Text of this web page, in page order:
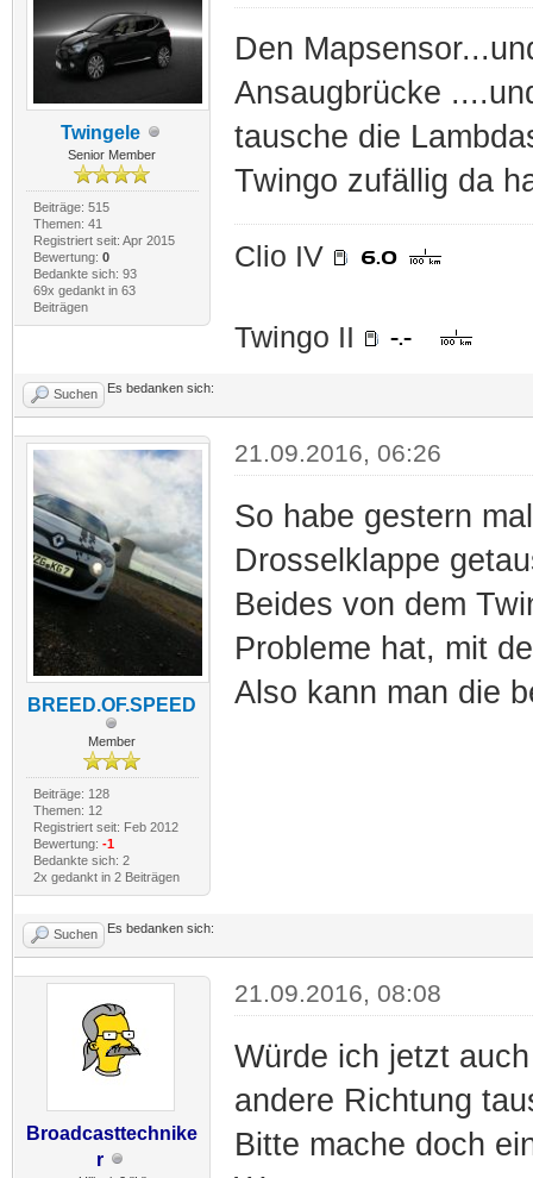
Twingele
Senior Member
Beiträge: 515
Themen: 41
Registriert seit: Apr 2015
Bewertung: 0
Bedankte sich: 93
69x gedankt in 63
Beiträgen
Den
Ansaugbrücke
tausche die
Twingo zufällig da
Clio IV
Twingo II
Suchen Es bedanken sich:
BREED.OF.SPEED
Member
Beiträge: 128
Themen: 12
Registriert seit: Feb 2012
Bewertung: -1
Bedankte sich: 2
2x gedankt in 2 Beiträgen
21.09.2016, 06:26
So habe gestern
Drosselklappe
Beides von dem
Probleme hat, mit
Also kann man die
Suchen Es bedanken sich:
Broadcasttechnike
r
21.09.2016, 08:08
Würde ich jetzt
andere Richtung
Bitte mache doch